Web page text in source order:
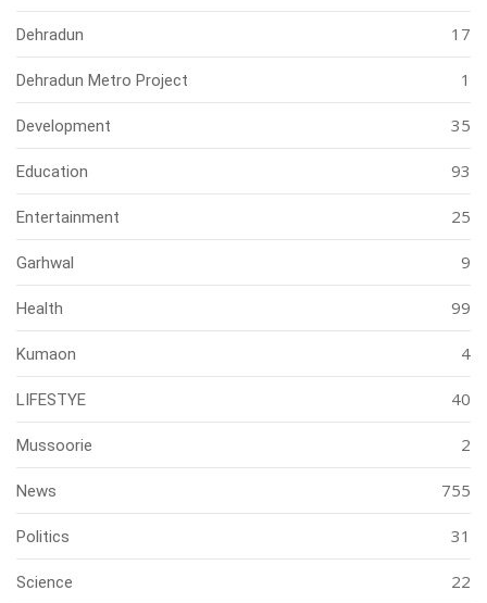
Dehradun 17
Dehradun Metro Project 1
Development 35
Education 93
Entertainment 25
Garhwal 9
Health 99
Kumaon 4
LIFESTYE 40
Mussoorie 2
News 755
Politics 31
Science 22